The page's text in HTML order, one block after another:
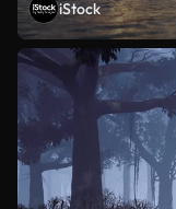
iStock